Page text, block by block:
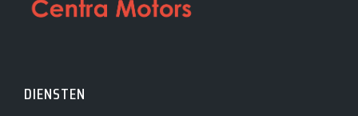
DIENSTEN